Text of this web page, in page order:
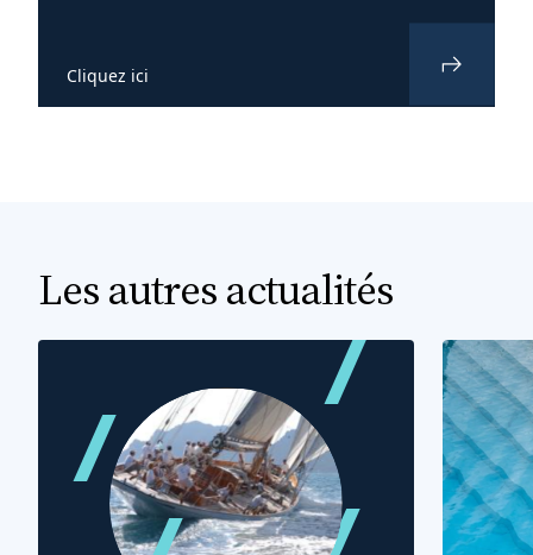
Cliquez ici
Les autres actualités